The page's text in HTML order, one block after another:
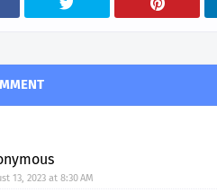
13, 2023 at 8:30 AM